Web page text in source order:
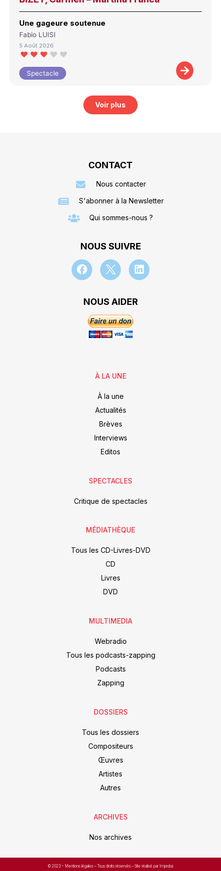
Une gageure soutenue
Fabio LUISI
5 Août 2026
Spectacle
Voir plus
CONTACT
Nous contacter
S'abonner à la Newsletter
Qui sommes-nous ?
NOUS SUIVRE
NOUS AIDER
À LA UNE
À la une
Actualités
Brèves
Interviews
Editos
SPECTACLES
Critique de spectacles
MÉDIATHÈQUE
Tous les CD-Livres-DVD
CD
Livres
DVD
MULTIMEDIA
Webradio
Tous les podcasts-zapping
Podcasts
Zapping
DOSSIERS
Tous les dossiers
Compositeurs
Œuvres
Artistes
Autres
ARCHIVES
Nos archives
© 2023 – Mentions légales – Tous droits réservés – Site réalisé par Improba